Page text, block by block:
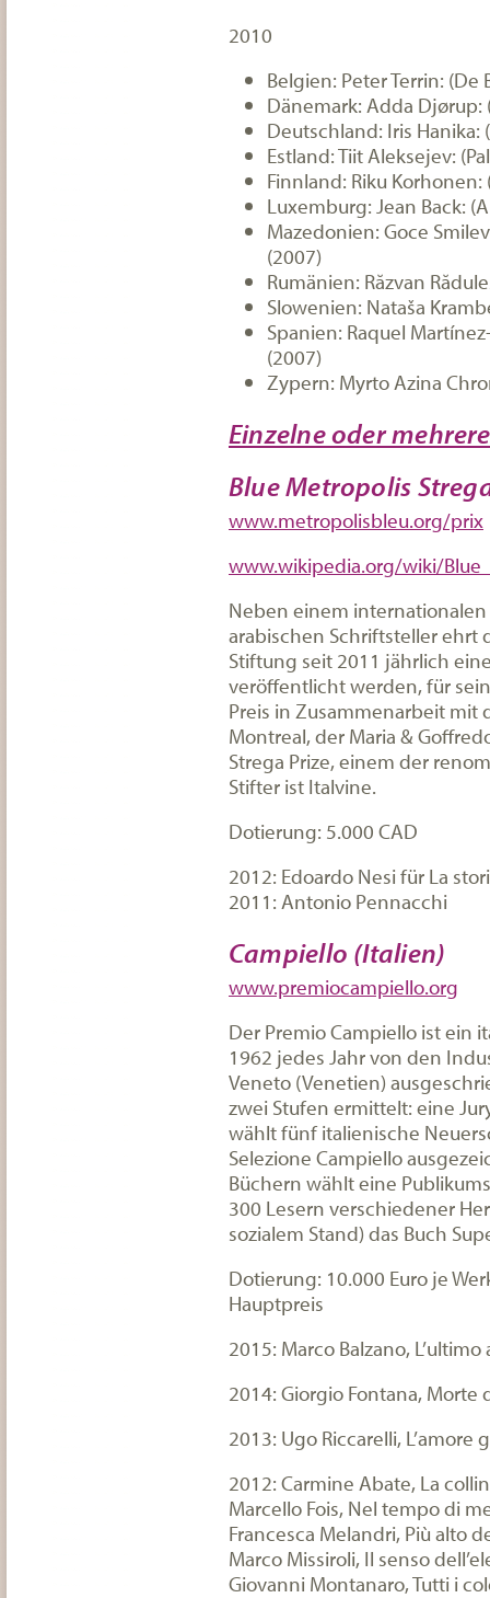
2010
Belgien: Peter Terrin: (De
Dänemark: Adda
Deutschland: Iris Hanika:
Estland: Tiit Aleksejev:
Finnland: Riku
Luxemburg: Jean Back:
Mazedonien: Goce
(2007)
Rumänien: Răzvan
Slowenien: Nataša
Spanien: Raquel
(2007)
Zypern: Myrto Azina
Einzelne oder
Blue Metropolis
www.metropolisbleu.org/prix
www.wikipedia.org/wiki/
Neben einem
arabischen Schriftsteller ehrt
Stiftung seit 2011 jährlich
veröffentlicht werden, für
Preis in Zusammenarbeit mit
Montreal, der Maria &
Strega Prize, einem der
Stifter ist Italvine.
Dotierung: 5.000 CAD
2012: Edoardo Nesi für La
2011: Antonio Pennacchi
Campiello (Italien)
www.premiocampiello.org
Der Premio Campiello ist ein
1962 jedes Jahr von den
Veneto (Venetien)
zwei Stufen ermittelt: eine
wählt fünf italienische
Selezione Campiello
Büchern wählt eine
300 Lesern verschiedener
sozialem Stand) das Buch
Dotierung: 10.000 Euro je
Hauptpreis
2015: Marco Balzano,
2014: Giorgio Fontana, Morte
2013: Ugo Riccarelli,
2012: Carmine Abate, La
Marcello Fois, Nel tempo di
Francesca Melandri, Più alto
Marco Missiroli, Il senso
Giovanni Montanaro, Tutti i